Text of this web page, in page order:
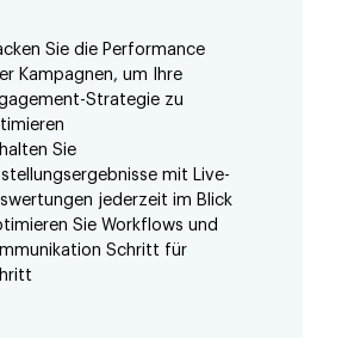
Sie die Performance
Kampagnen, um Ihre
Strategie zu
Sie
mit Live-
jederzeit im Blick
Sie Workflows und
Schritt für